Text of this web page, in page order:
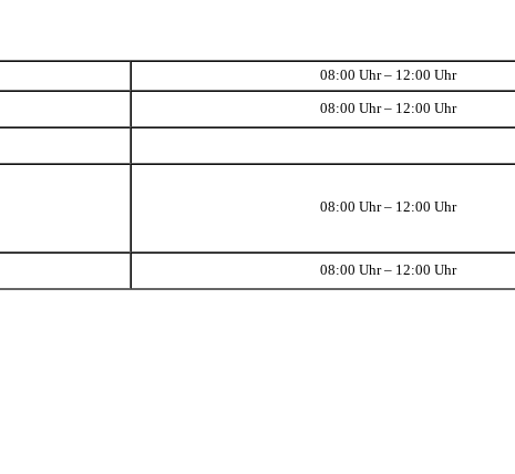
08:00 Uhr – 12:00 Uhr
08:00 Uhr – 12:00 Uhr
08:00 Uhr – 12:00 Uhr
08:00 Uhr – 12:00 Uhr